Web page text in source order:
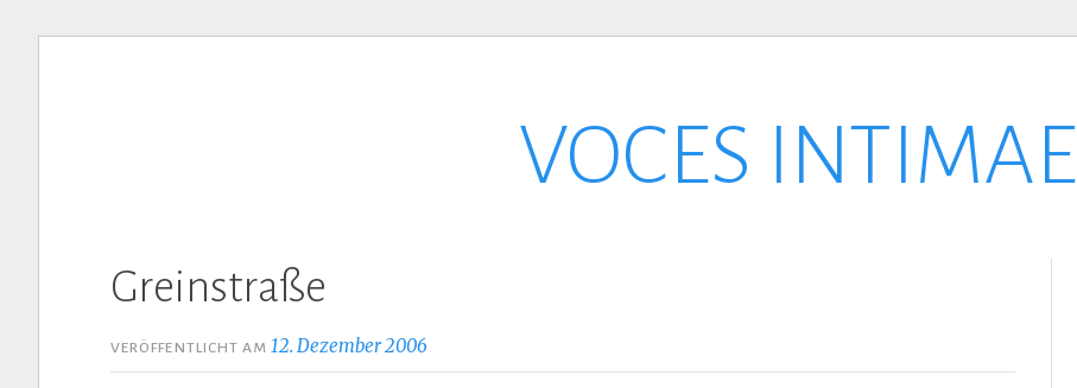
VOCES INTIMAE
Greinstraße
VERÖFFENTLICHT AM12. Dezember 2006